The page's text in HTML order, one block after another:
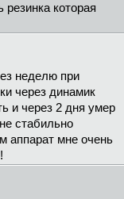
которая
неделю при
через динамик
и через 2 дня умер
стабильно
аппарат мне очень